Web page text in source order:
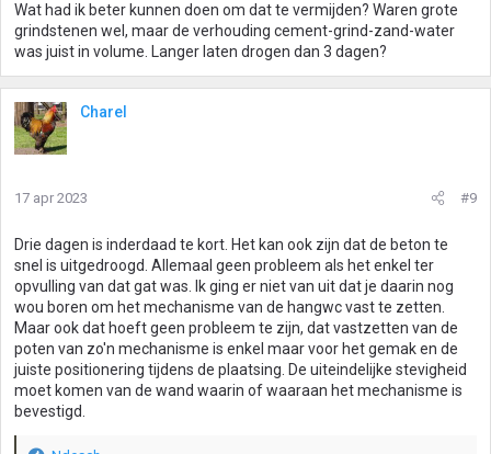
Wat had ik beter kunnen doen om dat te vermijden? Waren grote
grindstenen wel, maar de verhouding cement-grind-zand-water
was juist in volume. Langer laten drogen dan 3 dagen?
Charel
17 apr 2023 #9
Drie dagen is inderdaad te kort. Het kan ook zijn dat de beton te
snel is uitgedroogd. Allemaal geen probleem als het enkel ter
opvulling van dat gat was. Ik ging er niet van uit dat je daarin nog
wou boren om het mechanisme van de hangwc vast te zetten.
Maar ook dat hoeft geen probleem te zijn, dat vastzetten van de
poten van zo'n mechanisme is enkel maar voor het gemak en de
juiste positionering tijdens de plaatsing. De uiteindelijke stevigheid
moet komen van de wand waarin of waaraan het mechanisme is
bevestigd.